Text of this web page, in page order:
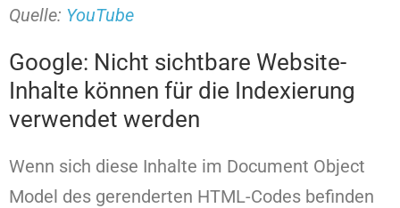
Quelle: YouTube
Google: Nicht sichtbare Website-
Inhalte können für die Indexierung
verwendet werden
Wenn sich diese Inhalte im Document Object
Model des gerenderten HTML-Codes befinden